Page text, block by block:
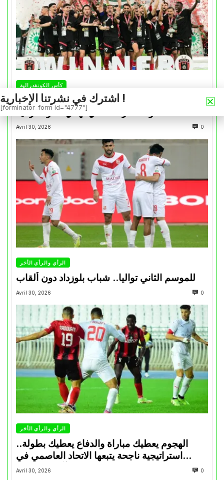
كأس الكونفدرالية
التتويج بالكأس.. دفعة معنوية لإتحاد العاصمة قبل
موقعة الزمالك في نهائي الكونفدرالية
Avril 30, 2026 0
الرأي والرأي الأخر
للموسم الثاني تواليا.. شباب بلوزداد دون ألقاب
Avril 30, 2026 0
الرأي والرأي الأخر
الهجوم يعطيك مباراة والدفاع يعطيك بطولة..
استراتيجية ناجحة يتبعها الاتحاد العاصمي في
تتويجاته آخر السنوات
Avril 30, 2026 0
اشترك في نشرتنا الإخبارية !
[forminator_form id="4777"]